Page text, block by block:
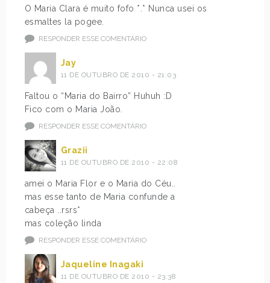
O Maria Clara é muito fofo *.* Nunca usei os
esmaltes la pogee.
RESPONDER ESSE COMENTÁRIO
Jay
11 DE OUTUBRO DE 2010 - 21:03
Faltou o “Maria do Bairro” Huhuh :D
Fico com o Maria João.
RESPONDER ESSE COMENTÁRIO
Grazii
11 DE OUTUBRO DE 2010 - 22:08
amei o Maria Flor e o Maria do Céu..
mas esse tanto de Maria confunde a
cabeça ..rsrs*
mas coleção linda
RESPONDER ESSE COMENTÁRIO
Jaqueline Inagaki
11 DE OUTUBRO DE 2010 - 23:38